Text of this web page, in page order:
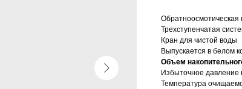
Трехступенчатая
Кран для чистой воды
Выпускается в белом
Объем
Избыточное давление
Температура